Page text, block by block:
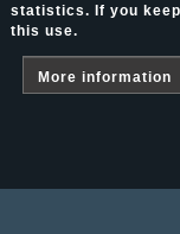
statistics. If you
this use.
More information